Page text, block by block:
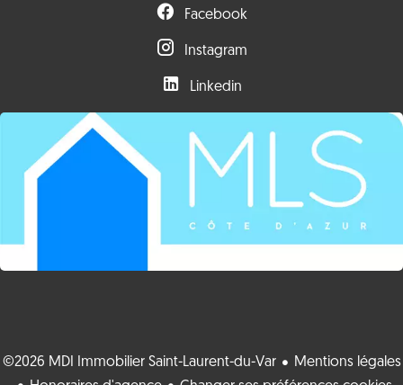
Facebook
Instagram
Linkedin
©2026 MDI Immobilier Saint-Laurent-du-Var
Mentions légales